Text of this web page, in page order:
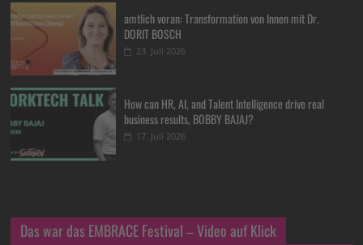
amtlich voran: Transformation von Innen mit Dr.
DORIT BOSCH
23. Juli 2026
How can HR, AI, and Talent Intelligence drive real
business results, BOBBY BAJAJ?
17. Juli 2026
Das war das EMBRACE Festival – Video auf Klick